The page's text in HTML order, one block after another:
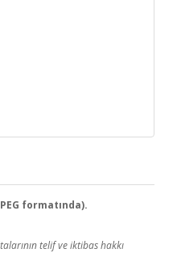
formatında).
telif ve iktibas hakkı